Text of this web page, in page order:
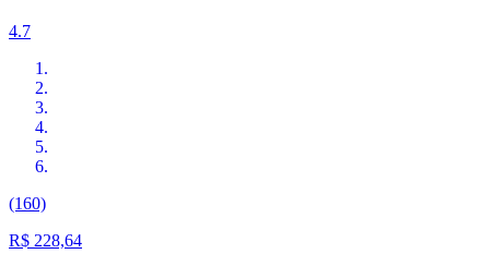
4.7
(160)
R$ 228,64